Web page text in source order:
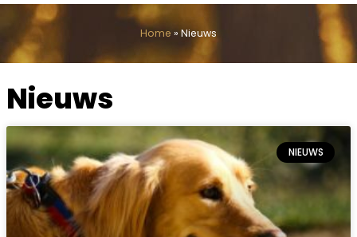
Home »Nieuws
Nieuws
NIEUWS